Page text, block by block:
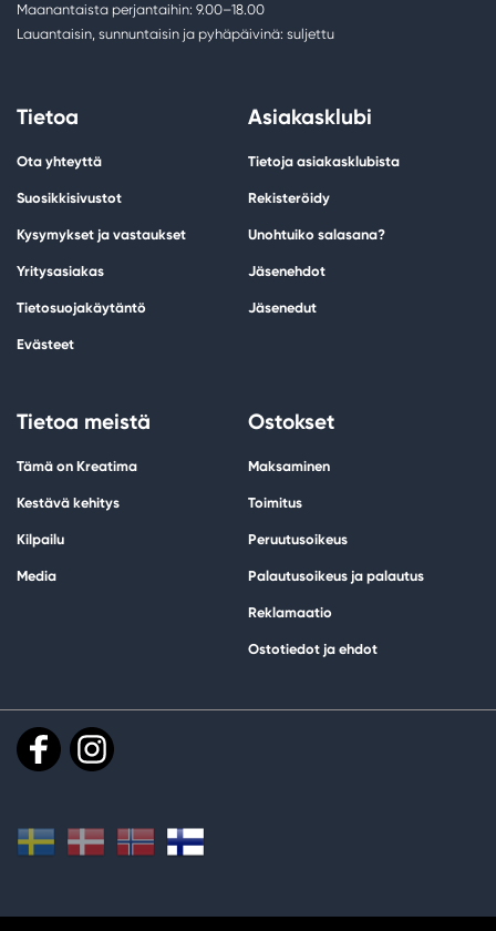
Maanantaista perjantaihin: 9.00–18.00
Lauantaisin, sunnuntaisin ja pyhäpäivinä: suljettu
Tietoa
Ota yhteyttä
Suosikkisivustot
Kysymykset ja vastaukset
Yritysasiakas
Tietosuojakäytäntö
Evästeet
Asiakasklubi
Tietoja asiakasklubista
Rekisteröidy
Unohtuiko salasana?
Jäsenehdot
Jäsenedut
Tietoa meistä
Tämä on Kreatima
Kestävä kehitys
Kilpailu
Media
Ostokset
Maksaminen
Toimitus
Peruutusoikeus
Palautusoikeus ja palautus
Reklamaatio
Ostotiedot ja ehdot